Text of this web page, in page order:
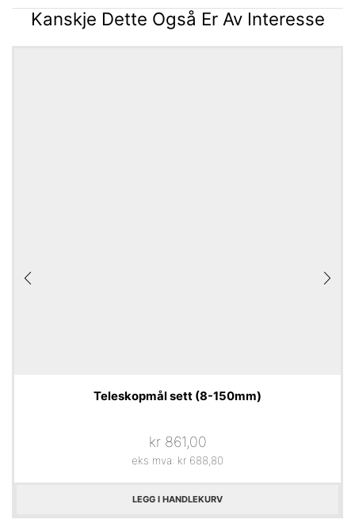
Kanskje Dette Også Er Av Interesse
Teleskopmål sett (8-150mm)
kr861,00
eks mva: kr 688,80
LEGG I HANDLEKURV